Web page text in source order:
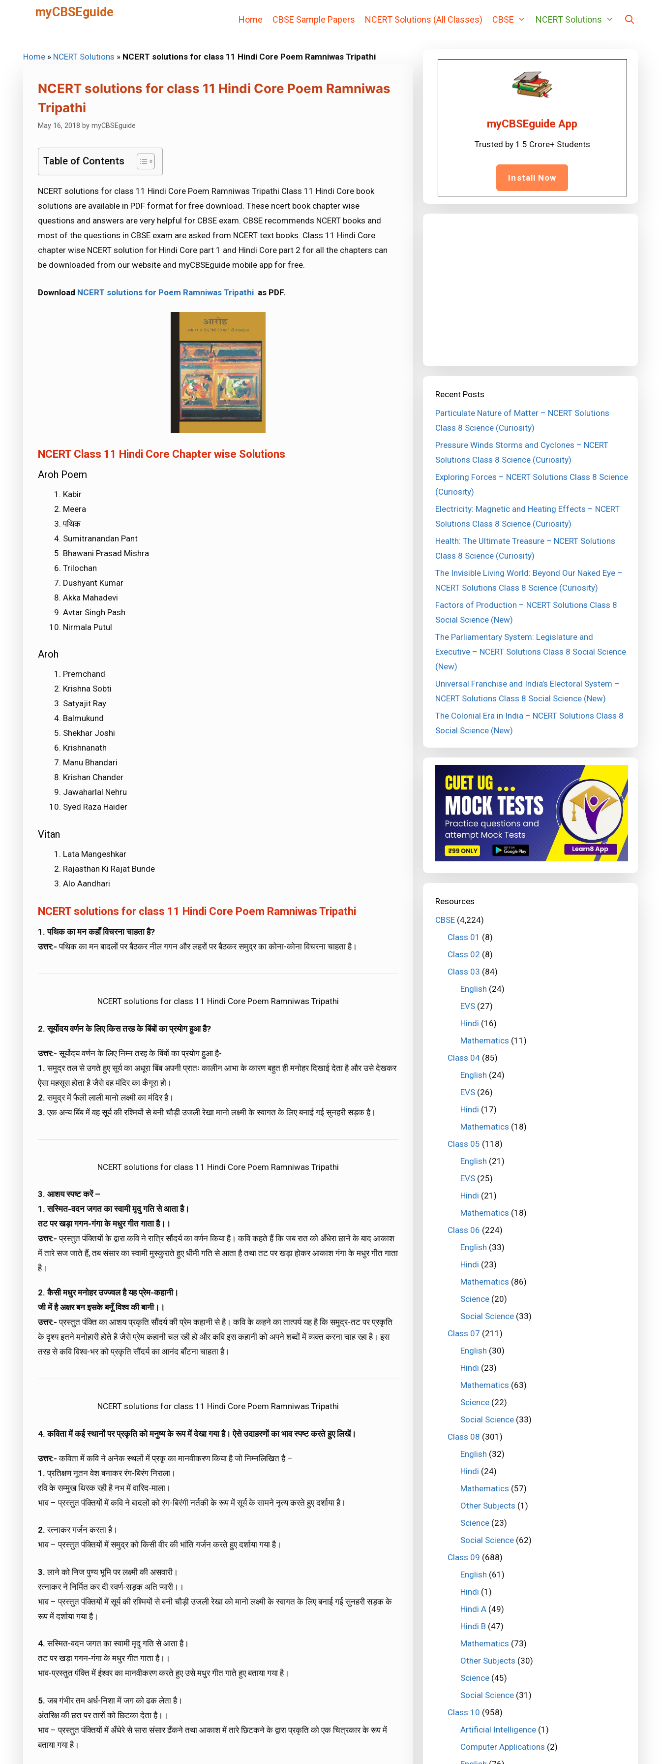
myCBSEguide
Home CBSE Sample Papers NCERT Solutions (All Classes) CBSE NCERT Solutions
Home » NCERT Solutions » NCERT solutions for class 11 Hindi Core Poem Ramniwas Tripathi
NCERT solutions for class 11 Hindi Core Poem Ramniwas
Tripathi
May 16, 2018 by myCBSEguide
Table of Contents
NCERT solutions for class 11 Hindi Core Poem Ramniwas Tripathi Class 11 Hindi Core book
solutions are available in PDF format for free download. These ncert book chapter wise
questions and answers are very helpful for CBSE exam. CBSE recommends NCERT books and
most of the questions in CBSE exam are asked from NCERT text books. Class 11 Hindi Core
chapter wise NCERT solution for Hindi Core part 1 and Hindi Core part 2 for all the chapters can
be downloaded from our website and myCBSEguide mobile app for free.
Download NCERT solutions for Poem Ramniwas Tripathi as PDF.
NCERT Class 11 Hindi Core Chapter wise Solutions
Aroh Poem
Kabir
Meera
पथिक
Sumitranandan Pant
Bhawani Prasad Mishra
Trilochan
Dushyant Kumar
Akka Mahadevi
Avtar Singh Pash
Nirmala Putul
Aroh
Premchand
Krishna Sobti
Satyajit Ray
Balmukund
Shekhar Joshi
Krishnanath
Manu Bhandari
Krishan Chander
Jawaharlal Nehru
Syed Raza Haider
Vitan
Lata Mangeshkar
Rajasthan Ki Rajat Bunde
Alo Aandhari
NCERT solutions for class 11 Hindi Core Poem Ramniwas Tripathi
1. पथिक का मन कहाँ विचरना चाहता है?
उत्तर:- पथिक का मन बादलों पर बैठकर नील गगन और लहरों पर बैठकर समुद्र का कोना-कोना विचरना चाहता है।
NCERT solutions for class 11 Hindi Core Poem Ramniwas Tripathi
2. सूर्योदय वर्णन के लिए किस तरह के बिंबों का प्रयोग हुआ है?
उत्तर:- सूर्योदय वर्णन के लिए निम्न तरह के बिंबों का प्रयोग हुआ है-
1. समुद्र तल से उगते हुए सूर्य का अधूरा बिंब अपनी प्रातः कालीन आभा के कारण बहुत ही मनोहर दिखाई देता है और उसे देखकर
ऐसा महसूस होता है जैसे वह मंदिर का कँगूरा हो।
2. समुद्र में फैली लाली मानो लक्ष्मी का मंदिर है।
3. एक अन्य बिंब में वह सूर्य की रश्मियों से बनी चौड़ी उजली रेखा मानो लक्ष्मी के स्वागत के लिए बनाई गई सुनहरी सड़क है।
NCERT solutions for class 11 Hindi Core Poem Ramniwas Tripathi
3. आशय स्पष्ट करें –
1. सस्मित-वदन जगत का स्वामी मृदु गति से आता है।
तट पर खड़ा गगन-गंगा के मधुर गीत गाता है।।
उत्तर:- प्रस्तुत पंक्तियों के द्वारा कवि ने रात्रि सौंदर्य का वर्णन किया है। कवि कहते हैं कि जब रात को अँधेरा छाने के बाद आकाश
में तारे सज जाते हैं, तब संसार का स्वामी मुस्कुराते हुए धीमी गति से आता है तथा तट पर खड़ा होकर आकाश गंगा के मधुर गीत गाता
है।
2. कैसी मधुर मनोहर उज्ज्वल है यह प्रेम-कहानी।
जी में है अक्षर बन इसके बनूँ विश्व की बानी।।
उत्तर:- प्रस्तुत पंक्ति का आशय प्रकृति सौंदर्य की प्रेम कहानी से है। कवि के कहने का तात्पर्य यह है कि समुद्र-तट पर प्रकृति
के दृश्य इतने मनोहारी होते है जैसे प्रेम कहानी चल रही हो और कवि इस कहानी को अपने शब्दों में व्यक्त करना चाह रहा है। इस
तरह से कवि विश्व-भर को प्रकृति सौंदर्य का आनंद बाँटना चाहता है।
NCERT solutions for class 11 Hindi Core Poem Ramniwas Tripathi
4. कविता में कई स्थानों पर प्रकृति को मनुष्य के रूप में देखा गया है। ऐसे उदाहरणों का भाव स्पष्ट करते हुए लिखें।
उत्तर:- कविता में कवि ने अनेक स्थलों में प्रकृ का मानवीकरण किया है जो निम्नलिखित है –
1. प्रतिक्षण नूतन वेश बनाकर रंग-बिरंग निराला।
रवि के सम्मुख थिरक रही है नभ में वारिद-माला।
भाव – प्रस्तुत पंक्तियों में कवि ने बादलों को रंग-बिरंगी नर्तकी के रूप में सूर्य के सामने नृत्य करते हुए दर्शाया है।
2. रत्नाकर गर्जन करता है।
भाव – प्रस्तुत पंक्तियों में समुद्र को किसी वीर की भांति गर्जन करते हुए दर्शाया गया है।
3.लाने को निज पुण्य भूमि पर लक्ष्मी की असवारी।
रत्नाकर ने निर्मित कर दी स्वर्ण-सड़क अति प्यारी।।
भाव – प्रस्तुत पंक्तियों में सूर्य की रश्मियों से बनी चौड़ी उजली रेखा को मानो लक्ष्मी के स्वागत के लिए बनाई गई सुनहरी सड़क के
रूप में दर्शाया गया है।
4. सस्मित-वदन जगत का स्वामी मृदु गति से आता है।
तट पर खड़ा गगन-गंगा के मधुर गीत गाता है।।
भाव-प्रस्तुत पंक्ति में ईश्वर का मानवीकरण करते हुए उसे मधुर गीत गाते हुए बताया गया है।
5. जब गंभीर तम अर्ध-निशा में जग को ढक लेता है।
अंतरिक्ष की छत पर तारों को छिटका देता है।।
भाव – प्रस्तुत पंक्तियों में अँधेरे से सारा संसार ढँकने तथा आकाश में तारे छिटकने के द्वारा प्रकृति को एक चित्रकार के रूप में
बताया गया है।
myCBSEguide App
Trusted by 1.5 Crore+ Students
Install Now
Recent Posts
Particulate Nature of Matter – NCERT Solutions
Class 8 Science (Curiosity)
Pressure Winds Storms and Cyclones – NCERT
Solutions Class 8 Science (Curiosity)
Exploring Forces – NCERT Solutions Class 8 Science
(Curiosity)
Electricity: Magnetic and Heating Effects – NCERT
Solutions Class 8 Science (Curiosity)
Health: The Ultimate Treasure – NCERT Solutions
Class 8 Science (Curiosity)
The Invisible Living World: Beyond Our Naked Eye –
NCERT Solutions Class 8 Science (Curiosity)
Factors of Production – NCERT Solutions Class 8
Social Science (New)
The Parliamentary System: Legislature and
Executive – NCERT Solutions Class 8 Social Science
(New)
Universal Franchise and India’s Electoral System –
NCERT Solutions Class 8 Social Science (New)
The Colonial Era in India – NCERT Solutions Class 8
Social Science (New)
Resources
CBSE(4,224)
Class 01 (8)
Class 02 (8)
Class 03 (84)
English (24)
EVS(27)
Hindi (16)
Mathematics (11)
Class 04 (85)
English (24)
EVS(26)
Hindi (17)
Mathematics (18)
Class 05 (118)
English (21)
EVS(25)
Hindi (21)
Mathematics (18)
Class 06 (224)
English (33)
Hindi (23)
Mathematics (86)
Science(20)
Social Science(33)
Class 07 (211)
English (30)
Hindi (23)
Mathematics (63)
Science(22)
Social Science(33)
Class 08 (301)
English (32)
Hindi (24)
Mathematics (57)
Other Subjects (1)
Science(23)
Social Science(62)
Class 09 (688)
English (61)
Hindi (1)
Hindi A(49)
Hindi B (47)
Mathematics (73)
Other Subjects (30)
Science(45)
Social Science(31)
Class 10 (958)
Artificial Intelligence(1)
Computer Applications (2)